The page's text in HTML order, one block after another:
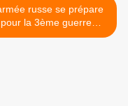
russe se prépare
pour la 3ème guerre
en créant un «